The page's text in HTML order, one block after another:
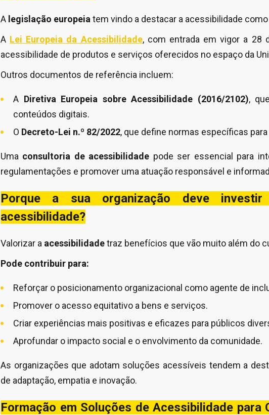
A legislação europeia tem vindo a destacar a acessibilidade
A Lei Europeia da Acessibilidade, com entrada em vigor a 28
acessibilidade de produtos e serviços oferecidos no espaço da
Outros documentos de referência incluem:
A Diretiva Europeia sobre Acessibilidade (2016/2102),
conteúdos digitais.
O Decreto-Lei n.º 82/2022, que define normas específicas
Uma consultoria de acessibilidade pode ser essencial para
regulamentações e promover uma atuação responsável e
Porque a sua organização deve
acessibilidade?
Valorizar a acessibilidadetraz benefícios que vão muito além do
Pode contribuir para:
Reforçar o posicionamento organizacional como agente de
Promover o acesso equitativo a bens e serviços.
Criar experiências mais positivas e eficazes para públicos
Aprofundar o impacto social e o envolvimento da comunidade.
As organizações que adotam soluções acessíveis tendem a
de adaptação, empatia e inovação.
Formação em Soluções de Acessibilidade para